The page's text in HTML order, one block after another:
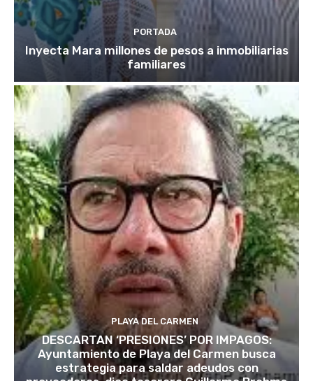
PORTADA
Inyecta Mara millones de pesos a inmobiliarias
familiares
PLAYA DEL CARMEN
DESCARTAN ‘PRESIONES’ POR IMPAGOS:
Ayuntamiento de Playa del Carmen busca
estrategia para saldar adeudos con